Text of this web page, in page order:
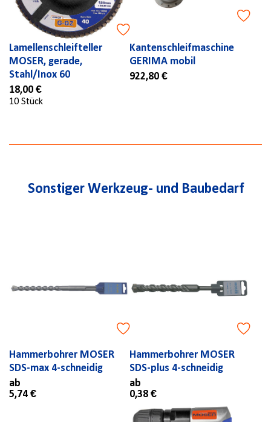
Lamellenschleifteller
MOSER, gerade,
Stahl/Inox 60
18,00 €
10 Stück
Kantenschleifmaschine
GERIMA mobil
922,80 €
Sonstiger Werkzeug- und Baubedarf
Hammerbohrer MOSER
SDS-max 4-schneidig
ab
5,74 €
Hammerbohrer MOSER
SDS-plus 4-schneidig
ab
0,38 €